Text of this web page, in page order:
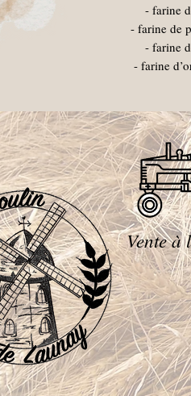
- farine
- farine de
- farine
- farine
Vente